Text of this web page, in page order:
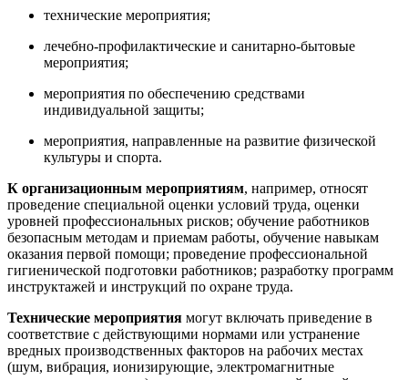
технические мероприятия;
лечебно-профилактические и санитарно-бытовые
мероприятия;
мероприятия по обеспечению средствами
индивидуальной защиты;
мероприятия, направленные на развитие физической
культуры и спорта.
К организационным мероприятиям, например, относят
проведение специальной оценки условий труда, оценки
уровней профессиональных рисков; обучение работников
безопасным методам и приемам работы, обучение навыкам
оказания первой помощи; проведение профессиональной
гигиенической подготовки работников; разработку программ
инструктажей и инструкций по охране труда.
Технические мероприятия могут включать приведение в
соответствие с действующими нормами или устранение
вредных производственных факторов на рабочих местах
(шум, вибрация, ионизирующие, электромагнитные